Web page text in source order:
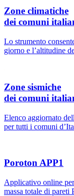
Zone climatiche
dei comuni
Lo strumento
giorno e l’altitudine
Zone sismiche
dei comuni
Elenco aggiornato
per tutti i comuni
Poroton APP1
Applicativo online
massa totale di